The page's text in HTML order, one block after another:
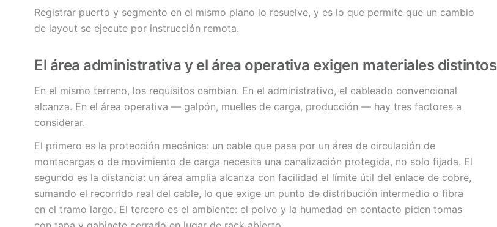
Registrar puerto y segmento en el mismo plano lo resuelve, y es lo que permite que un cambio
de layout se ejecute por instrucción remota.
El área administrativa y el área operativa exigen materiales distintos
En el mismo terreno, los requisitos cambian. En el administrativo, el cableado convencional
alcanza. En el área operativa — galpón, muelles de carga, producción — hay tres factores a
considerar.
El primero es la protección mecánica: un cable que pasa por un área de circulación de
montacargas o de movimiento de carga necesita una canalización protegida, no solo fijada. El
segundo es la distancia: un área amplia alcanza con facilidad el límite útil del enlace de cobre,
sumando el recorrido real del cable, lo que exige un punto de distribución intermedio o fibra
en el tramo largo. El tercero es el ambiente: el polvo y la humedad en contacto piden tomas